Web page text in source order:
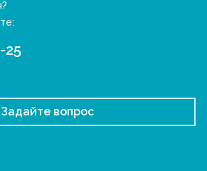
25
Задайте вопрос